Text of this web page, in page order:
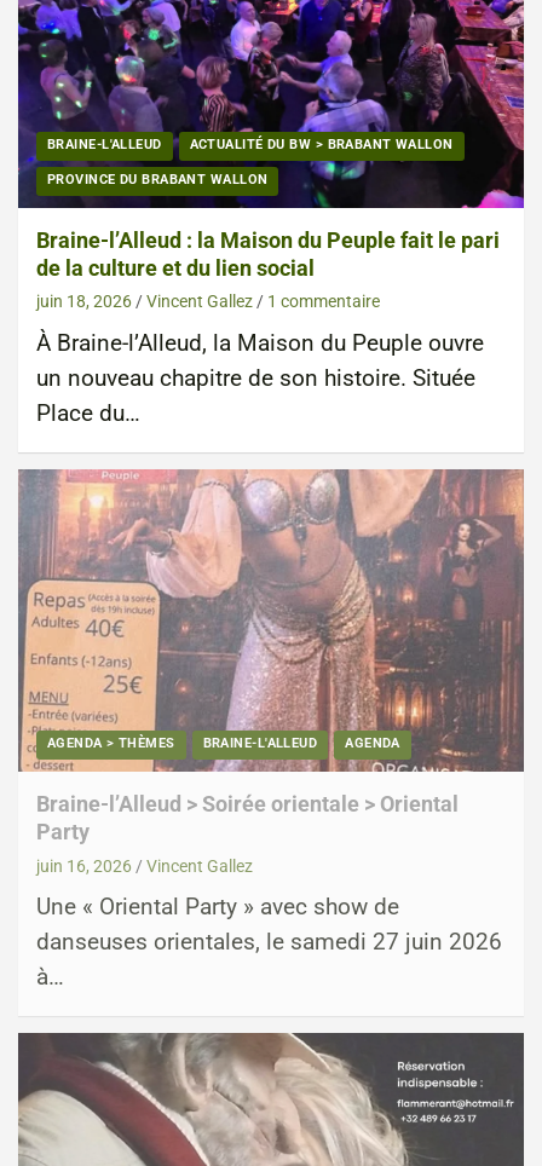
BRAINE-L'ALLEUD ACTUALITÉ DU BW > BRABANT WALLON
PROVINCE DU BRABANT WALLON
Braine-l’Alleud : la Maison du Peuple fait le pari
de la culture et du lien social
juin 18, 2026 Vincent Gallez 1 commentaire
À Braine-l’Alleud, la Maison du Peuple ouvre
un nouveau chapitre de son histoire. Située
Place du…
AGENDA > THÈMES BRAINE-L'ALLEUD AGENDA
Braine-l’Alleud > Soirée orientale > Oriental
Party
juin 16, 2026 Vincent Gallez
Une « Oriental Party » avec show de
danseuses orientales, le samedi 27 juin 2026
à…